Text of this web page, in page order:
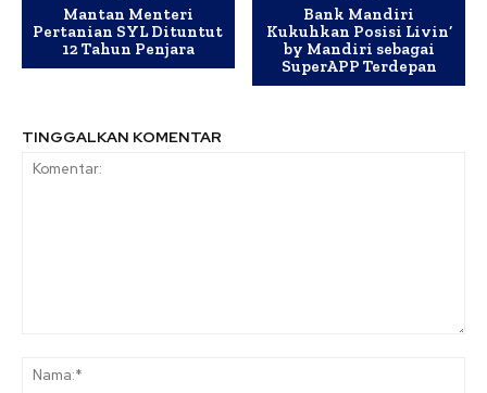
Mantan Menteri
Pertanian SYL Dituntut
12 Tahun Penjara
Bank Mandiri
Kukuhkan Posisi Livin’
by Mandiri sebagai
SuperAPP Terdepan
TINGGALKAN KOMENTAR